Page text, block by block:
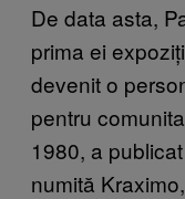
De data asta,
prima ei
devenit o
pentru
1980, a
numită